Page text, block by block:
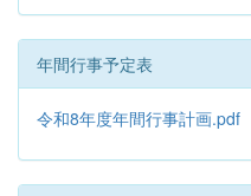
年間行事予定表
令和8年度年間行事計画.pdf